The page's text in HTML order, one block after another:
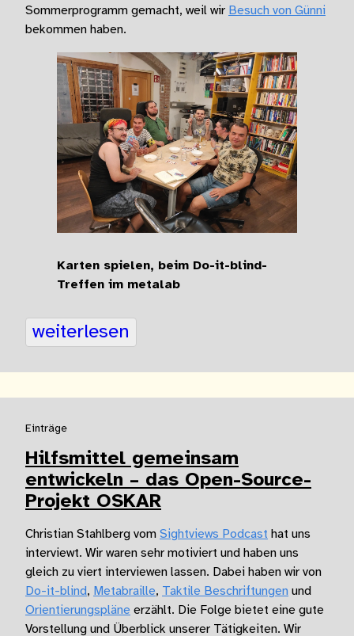
Sommerprogramm gemacht, weil wir Besuch von Günni
bekommen haben.
Karten spielen, beim Do-it-blind-
Treffen im metalab
weiterlesen
Einträge
Hilfsmittel gemeinsam
entwickeln – das Open-Source-
Projekt OSKAR
Christian Stahlberg vom Sightviews Podcast hat uns
interviewt. Wir waren sehr motiviert und haben uns
gleich zu viert interviewen lassen. Dabei haben wir von
Do-it-blind, Metabraille, Taktile Beschriftungen und
Orientierungspläne erzählt. Die Folge bietet eine gute
Vorstellung und Überblick unserer Tätigkeiten. Wir